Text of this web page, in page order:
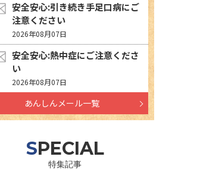
安全安心:引き続き手足口病にご
注意ください
2026年08月07日
安全安心:熱中症にご注意くださ
い
2026年08月07日
あんしんメール一覧
SPECIAL
特集記事